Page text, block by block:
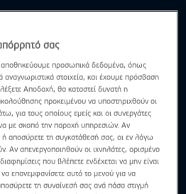
σας
αποθηκεύουμε προσωπικά δεδομένα, όπως
στοιχεία, και έχουμε πρόσβαση
Αποδοχή, θα καταστεί δυνατή η
προκειμένου να υποστηριχθούν οι
για τους οποίους εμείς και οι συνεργάτες
με σκοπό την παροχή υπηρεσιών. Αν
αποσύρετε τη συγκατάθεσή σας, οι εν λόγω
Αν απενεργοποιηθούν οι ιχνηλάτες, ορισμένο
που βλέπετε ενδέχεται να μην είναι
επανεμφανίσετε αυτό το μενού για να
τη συναίνεσή σας ανά πάσα στιγμή